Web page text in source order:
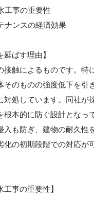
工事の重要性
ナンスの経済効果
ばす理由】
触によるものです。
のものの強度低下を引
処しています。同社
本的に防ぐ設計とな
入も防ぎ、建物の耐久
の初期段階での対応
工事の重要性】